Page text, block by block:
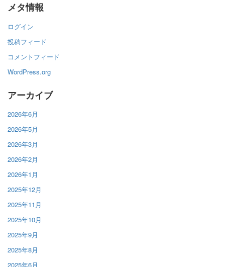
メタ情報
ログイン
投稿フィード
コメントフィード
WordPress.org
アーカイブ
2026年6月
2026年5月
2026年3月
2026年2月
2026年1月
2025年12月
2025年11月
2025年10月
2025年9月
2025年8月
2025年6月